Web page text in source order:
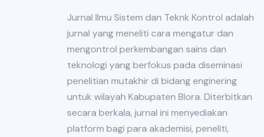
Jurnal Ilmu Sistem dan Teknk Kontrol adalah
jurnal yang meneliti cara mengatur dan
mengontrol perkembangan sains dan
teknologi yang berfokus pada diseminasi
penelitian mutakhir di bidang enginering
untuk wilayah Kabupaten Blora. Diterbitkan
secara berkala, jurnal ini menyediakan
platform bagi para akademisi, peneliti,